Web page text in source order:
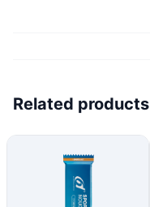
Related products